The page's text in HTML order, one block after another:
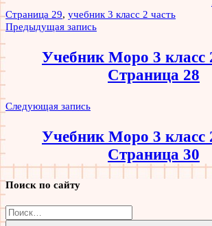
Страница 29, учебник 3 класс 2 часть
Навигация
по
записям
Предыдущая запись
Учебник Моро 3 класс
Страница 28
Следующая запись
Учебник Моро 3 класс
Страница 30
Поиск по сайту
Найти: